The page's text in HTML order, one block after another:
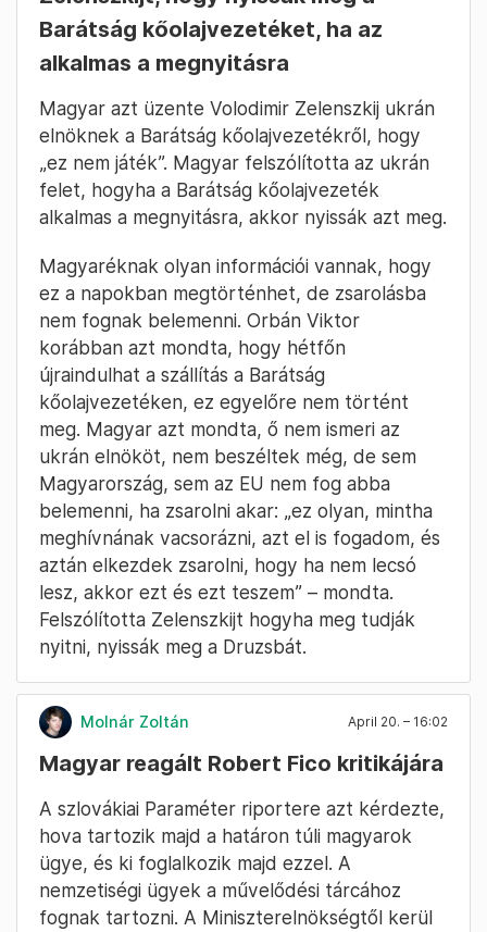
Fotó: Bődey János / Telex
Molnár Réka April 20. – 16:05
Magyar Péter felszólította
Zelenszkijt, hogy nyissák meg a
Barátság kőolajvezetéket, ha az
alkalmas a megnyitásra
Magyar azt üzente Volodimir Zelenszkij ukrán
elnöknek a Barátság kőolajvezetékről, hogy
„ez nem játék”. Magyar felszólította az ukrán
felet, hogyha a Barátság kőolajvezeték
alkalmas a megnyitásra, akkor nyissák azt meg.
Magyaréknak olyan információi vannak, hogy
ez a napokban megtörténhet, de zsarolásba
nem fognak belemenni. Orbán Viktor
korábban azt mondta, hogy hétfőn
újraindulhat a szállítás a Barátság
meg. Magyar azt mondta, ő nem ismeri az
ukrán elnököt, nem beszéltek még, de sem
Magyarország, sem az EU nem fog abba
belemenni, ha zsarolni akar: „ez olyan, mintha
meghívnának vacsorázni, azt el is fogadom, és
aztán elkezdek zsarolni, hogy ha nem lecsó
lesz, akkor ezt és ezt teszem” – mondta.
Felszólította Zelenszkijt hogyha meg tudják
nyitni, nyissák meg a Druzsbát.